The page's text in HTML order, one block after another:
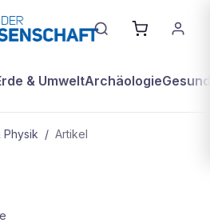
& UmweltArchäologie
Physik / Artikel